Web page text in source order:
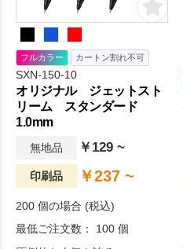
フルカラー カートン割れ不可
SXN-150-10
オリジナル ジェットスト
リーム スタンダード
1.0mm
無地品 ￥129 ~
印刷品 ￥237 ~
200 個の場合 (税込)
最低ご注文数： 100 個